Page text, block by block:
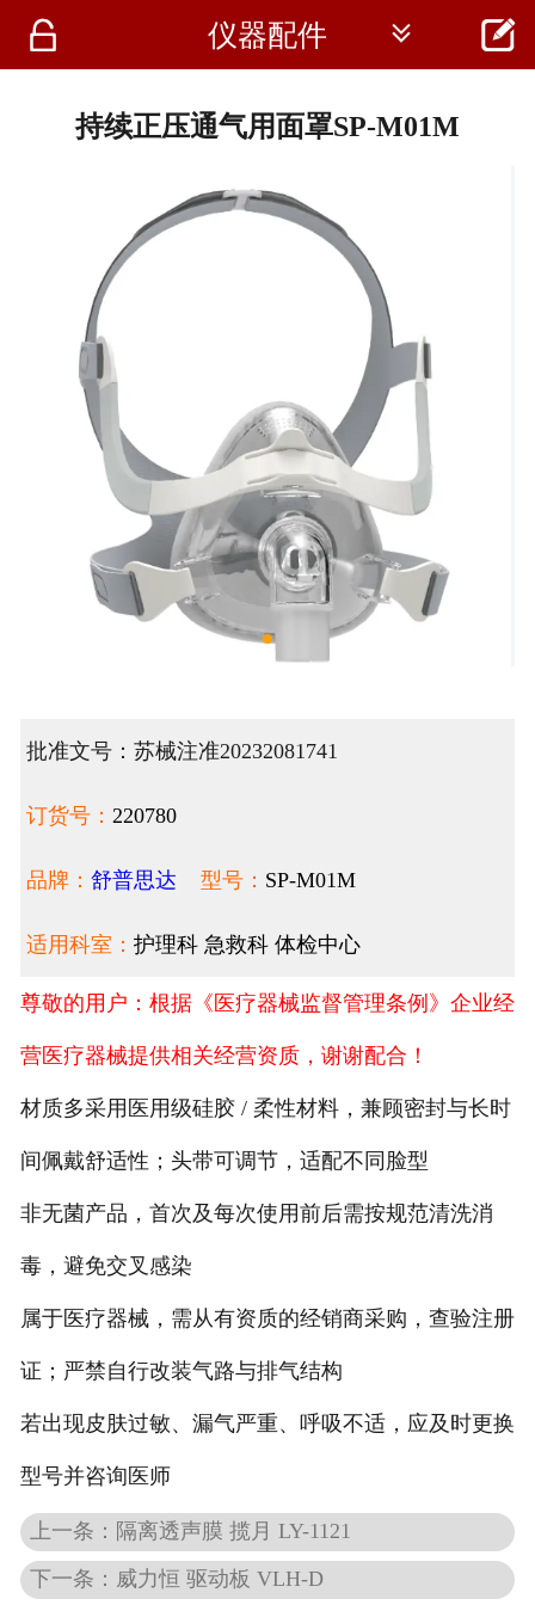
 首页
 仪器配件  
持续正压通气用面罩SP-M01M
批准文号：苏械注准20232081741
订货号： 220780
品牌： 舒普思达 型号： SP-M01M
适用科室： 护理科 急救科 体检中心
尊敬的用户：根据《医疗器械监督管理条例》企业经
营医疗器械提供相关经营资质，谢谢配合！
材质多采用医用级硅胶 / 柔性材料，兼顾密封与长时
间佩戴舒适性；头带可调节，适配不同脸型
非无菌产品，首次及每次使用前后需按规范清洗消
毒，避免交叉感染
属于医疗器械，需从有资质的经销商采购，查验注册
证；严禁自行改装气路与排气结构
若出现皮肤过敏、漏气严重、呼吸不适，应及时更换
型号并咨询医师
上一条：隔离透声膜 揽月 LY-1121
下一条：威力恒 驱动板 VLH-D